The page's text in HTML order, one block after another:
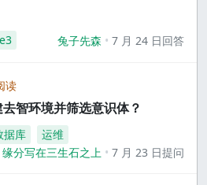
兔子先森 7 月 24 日回答
读
智环境并筛选意识体？
据库
运维
缘分写在三生石之上
7 月 23 日提问